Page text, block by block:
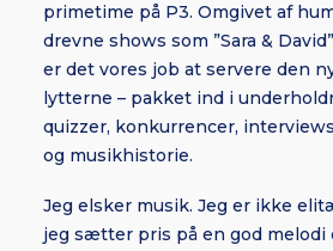
SUBSCRIBE
primetime på P3. Omgivet af
drevne shows som ”Sara &
er det vores job at servere den
lytterne – pakket ind i
quizzer, konkurrencer,
og musikhistorie.
Jeg elsker musik. Jeg er ikke
jeg sætter pris på en god melodi